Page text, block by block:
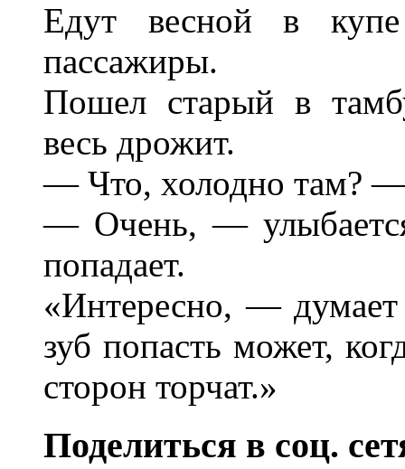
Едут весной в
пассажиры.
Пошел старый в
весь дрожит.
— Что, холодно там?
— Очень, —
попадает.
«Интересно, —
зуб попасть может,
сторон торчат.»
Поделиться в соц.